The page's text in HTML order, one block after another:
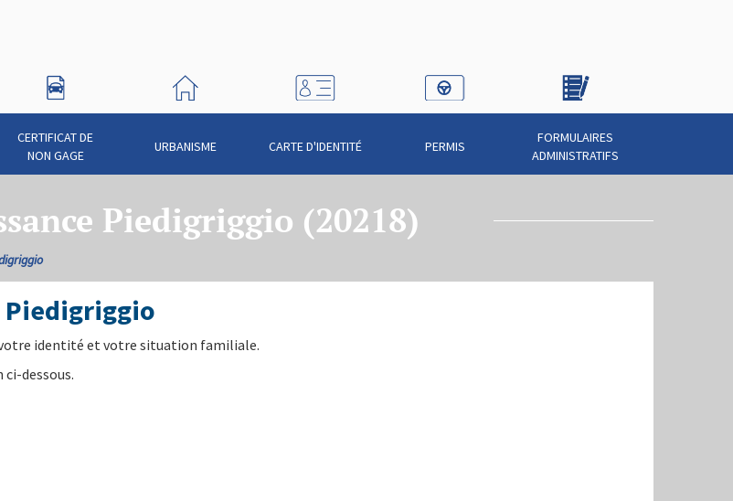
CERTIFICAT DE
NON GAGE
URBANISME CARTE D'IDENTITÉ PERMIS
FORMULAIRES
ADMINISTRATIFS
Piedigriggio (20218)
Piedigriggio
identité et votre situation familiale.
dessous.